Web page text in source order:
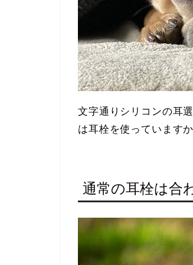
文字通りシリコンの耳
は耳栓を使っています
通常の耳栓は合